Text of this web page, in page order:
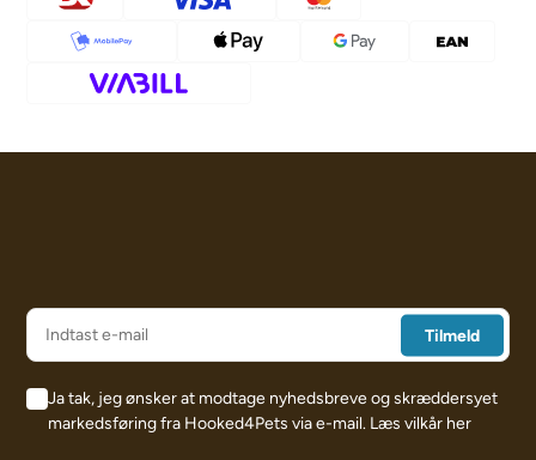
Ja tak, jeg ønsker at modtage nyhedsbreve og skræddersyet
markedsføring fra Hooked4Pets via e-mail. Læs vilkår her